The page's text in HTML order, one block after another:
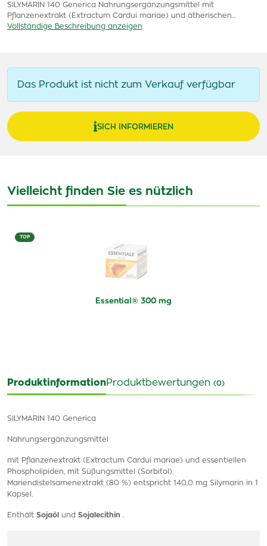
SILYMARIN 140 Generica Nahrungsergänzungsmittel mit
Pflanzenextrakt (Extractum Cardui mariae) und ätherischen…
Vollständige Beschreibung anzeigen
Das Produkt ist nicht zum Verkauf verfügbar
SICH INFORMIEREN
Vielleicht finden Sie es nützlich
TOP
Essential® 300 mg
ProduktinformationProduktbewertungen (0)
SILYMARIN 140 Generica
Nahrungsergänzungsmittel
mit Pflanzenextrakt (Extractum Cardui mariae) und essentiellen
Phospholipiden, mit Süßungsmittel (Sorbitol).
Mariendistelsamenextrakt (80 %) entspricht 140,0 mg Silymarin in 1
Kapsel.
Enthält Sojaöl und Sojalecithin